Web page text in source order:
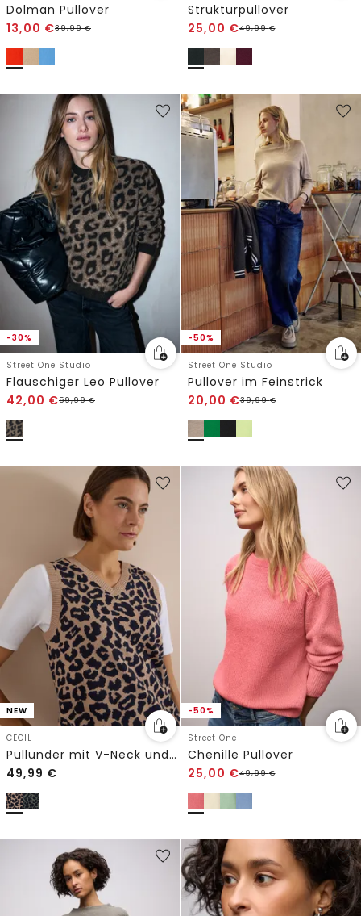
Dolman Pullover
13,00 €39,99€
Strukturpullover
25,00 €49,99€
-30%
Street One Studio
Flauschiger Leo Pullover
42,00 €59,99€
-50%
Street One Studio
Pullover im Feinstrick
20,00 €39,99€
NEW
CECIL
Pullunder mit V-Neck und Leo-Muster
49,99 €
-50%
Street One
Chenille Pullover
25,00 €49,99€